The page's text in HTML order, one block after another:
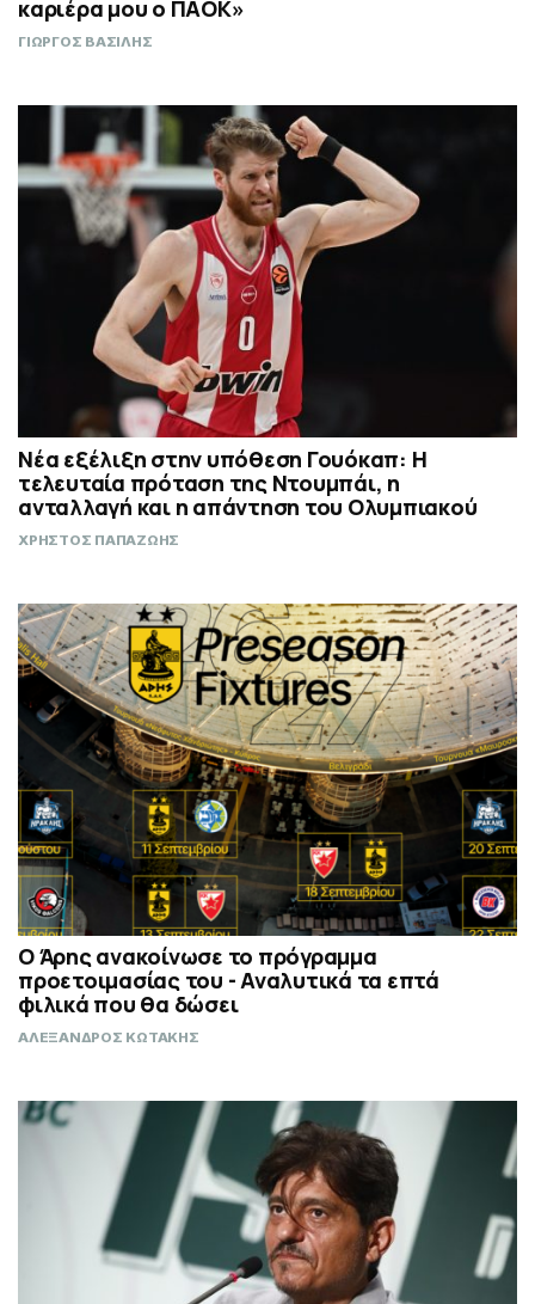
καριέρα μου ο ΠΑΟΚ»
ΓΙΩΡΓΟΣ ΒΑΣΙΛΗΣ
Νέα εξέλιξη στην υπόθεση Γουόκαπ: Η
τελευταία πρόταση της Ντουμπάι, η
ανταλλαγή και η απάντηση του Ολυμπιακού
ΧΡΗΣΤΟΣ ΠΑΠΑΖΩΗΣ
Ο Άρης ανακοίνωσε το πρόγραμμα
προετοιμασίας του - Αναλυτικά τα επτά
φιλικά που θα δώσει
ΑΛΕΞΑΝΔΡΟΣ ΚΩΤΑΚΗΣ